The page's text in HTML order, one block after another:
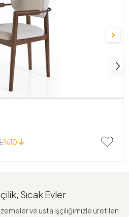
%10
Sıcak Evler
ve usta işçiliğimizle üretilen